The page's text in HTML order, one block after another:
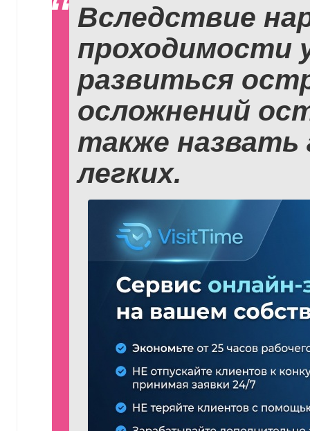
Вследствие
проходимости
развиться
осложнений
также назвать
легких.